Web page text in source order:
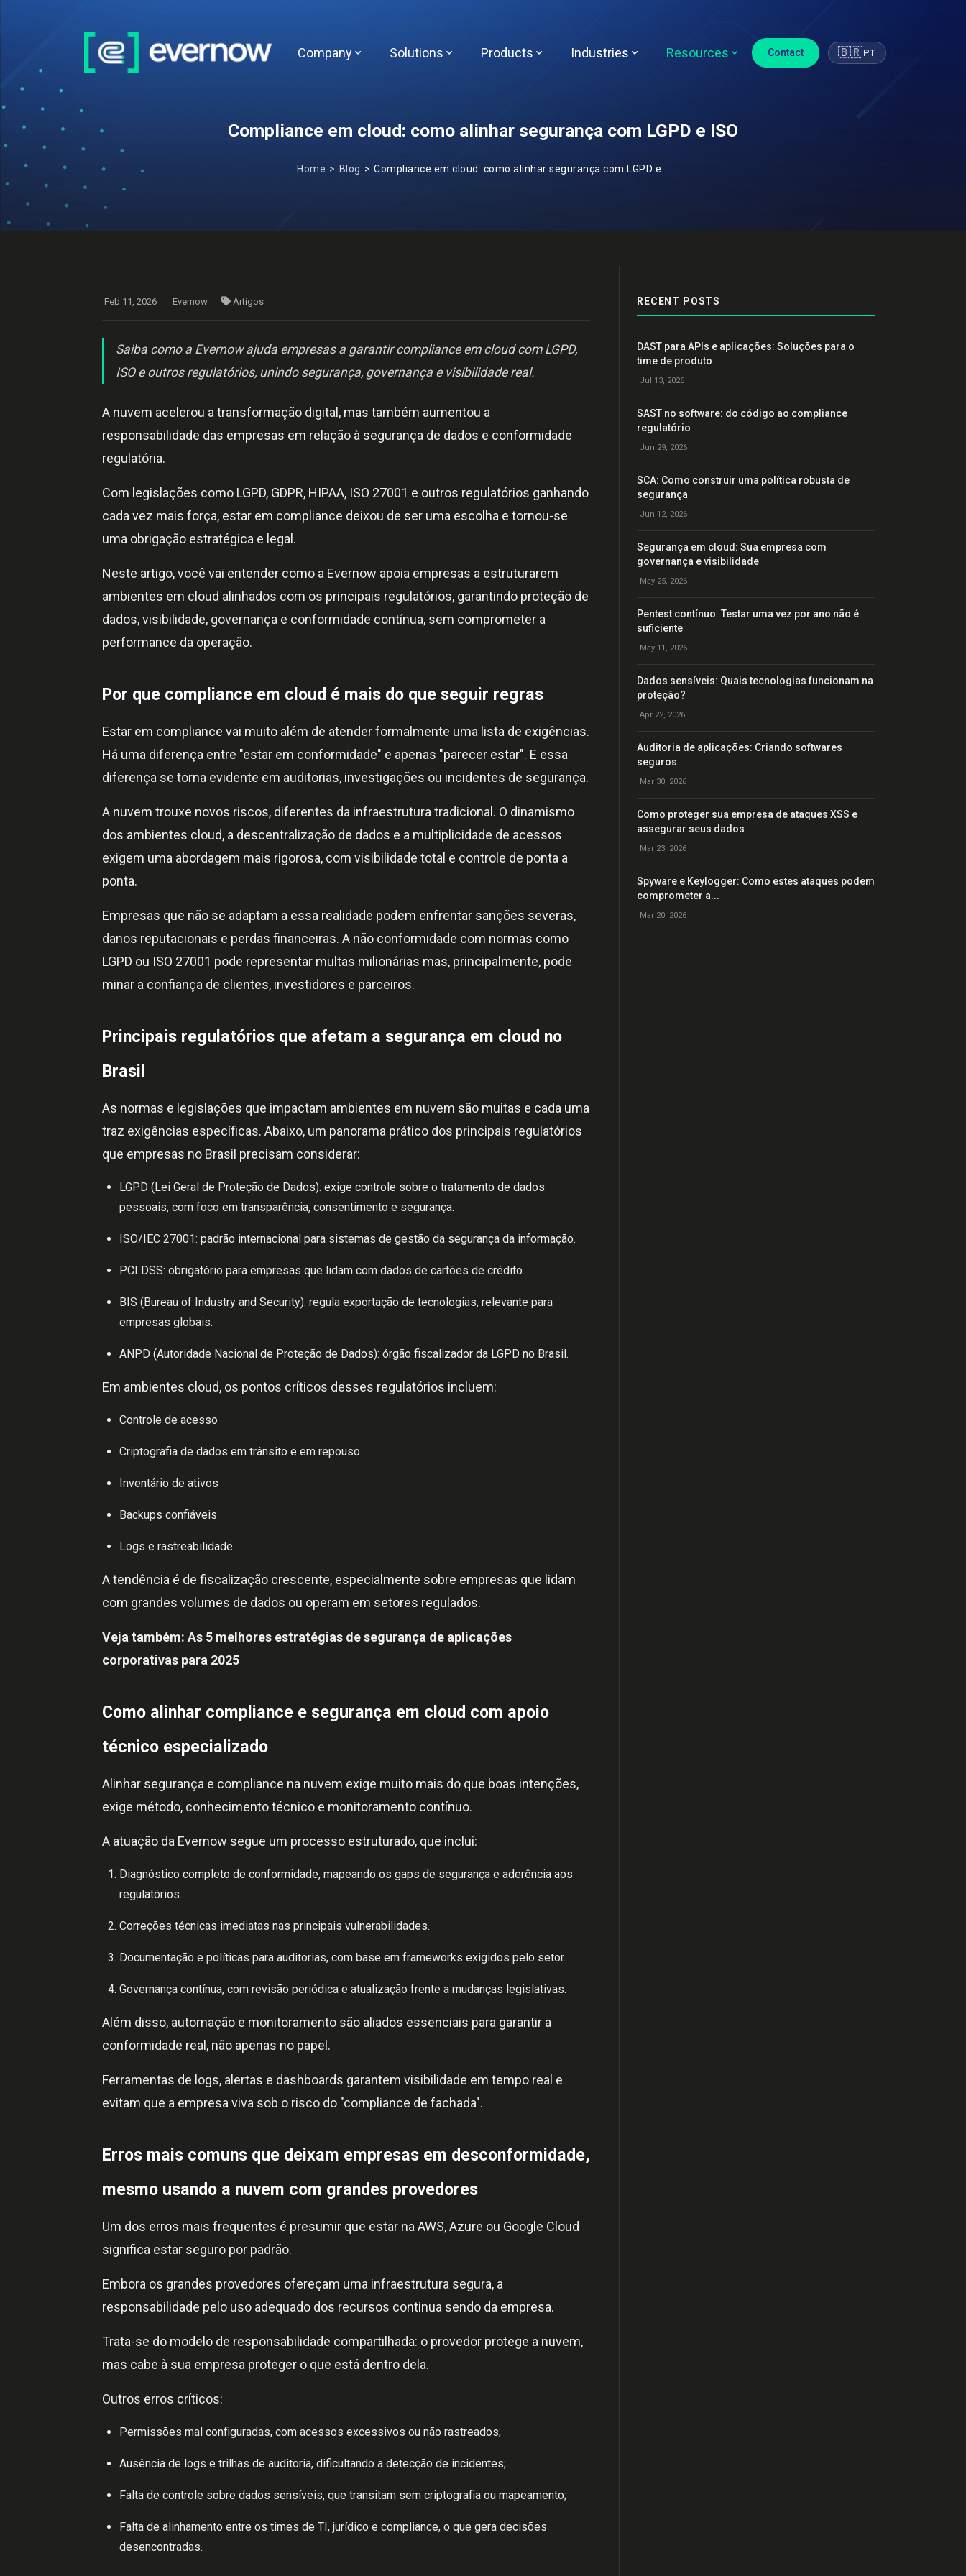
Company Solutions Products Industries Resources Contact 🇧🇷PT
Compliance em cloud: como alinhar segurança com LGPD e ISO
Home Blog Compliance em cloud: como alinhar segurança com LGPD e...
Feb 11, 2026 Evernow Artigos
Saiba como a Evernow ajuda empresas a garantir compliance em cloud com LGPD,
ISO e outros regulatórios, unindo segurança, governança e visibilidade real.
A nuvem acelerou a transformação digital, mas também aumentou a
responsabilidade das empresas em relação à segurança de dados e conformidade
regulatória.
Com legislações como LGPD, GDPR, HIPAA, ISO 27001 e outros regulatórios ganhando
cada vez mais força, estar em compliance deixou de ser uma escolha e tornou-se
uma obrigação estratégica e legal.
Neste artigo, você vai entender como a Evernow apoia empresas a estruturarem
ambientes em cloud alinhados com os principais regulatórios, garantindo proteção de
dados, visibilidade, governança e conformidade contínua, sem comprometer a
performance da operação.
Por que compliance em cloud é mais do que seguir regras
Estar em compliance vai muito além de atender formalmente uma lista de exigências.
Há uma diferença entre "estar em conformidade" e apenas "parecer estar". E essa
diferença se torna evidente em auditorias, investigações ou incidentes de segurança.
A nuvem trouxe novos riscos, diferentes da infraestrutura tradicional. O dinamismo
dos ambientes cloud, a descentralização de dados e a multiplicidade de acessos
exigem uma abordagem mais rigorosa, com visibilidade total e controle de ponta a
ponta.
Empresas que não se adaptam a essa realidade podem enfrentar sanções severas,
danos reputacionais e perdas financeiras. A não conformidade com normas como
LGPD ou ISO 27001 pode representar multas milionárias mas, principalmente, pode
minar a confiança de clientes, investidores e parceiros.
Principais regulatórios que afetam a segurança em cloud no
Brasil
As normas e legislações que impactam ambientes em nuvem são muitas e cada uma
traz exigências específicas. Abaixo, um panorama prático dos principais regulatórios
que empresas no Brasil precisam considerar:
LGPD (Lei Geral de Proteção de Dados): exige controle sobre o tratamento de dados
pessoais, com foco em transparência, consentimento e segurança.
ISO/IEC 27001: padrão internacional para sistemas de gestão da segurança da informação.
PCI DSS: obrigatório para empresas que lidam com dados de cartões de crédito.
BIS (Bureau of Industry and Security): regula exportação de tecnologias, relevante para
empresas globais.
ANPD (Autoridade Nacional de Proteção de Dados): órgão fiscalizador da LGPD no Brasil.
Em ambientes cloud, os pontos críticos desses regulatórios incluem:
Controle de acesso
Criptografia de dados em trânsito e em repouso
Inventário de ativos
Backups confiáveis
Logs e rastreabilidade
A tendência é de fiscalização crescente, especialmente sobre empresas que lidam
com grandes volumes de dados ou operam em setores regulados.
Veja também: As 5 melhores estratégias de segurança de aplicações
corporativas para 2025
Como alinhar compliance e segurança em cloud com apoio
técnico especializado
Alinhar segurança e compliance na nuvem exige muito mais do que boas intenções,
exige método, conhecimento técnico e monitoramento contínuo.
A atuação da Evernow segue um processo estruturado, que inclui:
Diagnóstico completo de conformidade, mapeando os gaps de segurança e aderência aos
regulatórios.
Correções técnicas imediatas nas principais vulnerabilidades.
Documentação e políticas para auditorias, com base em frameworks exigidos pelo setor.
Governança contínua, com revisão periódica e atualização frente a mudanças legislativas.
Além disso, automação e monitoramento são aliados essenciais para garantir a
conformidade real, não apenas no papel.
Ferramentas de logs, alertas e dashboards garantem visibilidade em tempo real e
evitam que a empresa viva sob o risco do "compliance de fachada".
Erros mais comuns que deixam empresas em desconformidade,
mesmo usando a nuvem com grandes provedores
Um dos erros mais frequentes é presumir que estar na AWS, Azure ou Google Cloud
significa estar seguro por padrão.
Embora os grandes provedores ofereçam uma infraestrutura segura, a
responsabilidade pelo uso adequado dos recursos continua sendo da empresa.
Trata-se do modelo de responsabilidade compartilhada: o provedor protege a nuvem,
mas cabe à sua empresa proteger o que está dentro dela.
Outros erros críticos:
Permissões mal configuradas, com acessos excessivos ou não rastreados;
Ausência de logs e trilhas de auditoria, dificultando a detecção de incidentes;
Falta de controle sobre dados sensíveis, que transitam sem criptografia ou mapeamento;
Falta de alinhamento entre os times de TI, jurídico e compliance, o que gera decisões
desencontradas.
RECENT POSTS
DAST para APIs e aplicações: Soluções para o
time de produto
Jul 13, 2026
SAST no software: do código ao compliance
regulatório
Jun 29, 2026
SCA: Como construir uma política robusta de
segurança
Jun 12, 2026
Segurança em cloud: Sua empresa com
governança e visibilidade
May 25, 2026
Pentest contínuo: Testar uma vez por ano não é
suficiente
May 11, 2026
Dados sensíveis: Quais tecnologias funcionam na
proteção?
Apr 22, 2026
Auditoria de aplicações: Criando softwares
seguros
Mar 30, 2026
Como proteger sua empresa de ataques XSS e
assegurar seus dados
Mar 23, 2026
Spyware e Keylogger: Como estes ataques podem
comprometer a...
Mar 20, 2026